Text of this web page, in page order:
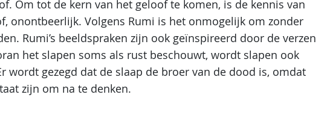
Om tot de kern van het geloof te komen, is de kennis van
onontbeerlijk. Volgens Rumi is het onmogelijk om zonder
Rumi’s beeldspraken zijn ook geïnspireerd door de verzen
het slapen soms als rust beschouwt, wordt slapen ook
wordt gezegd dat de slaap de broer van de dood is, omdat
zijn om na te denken.